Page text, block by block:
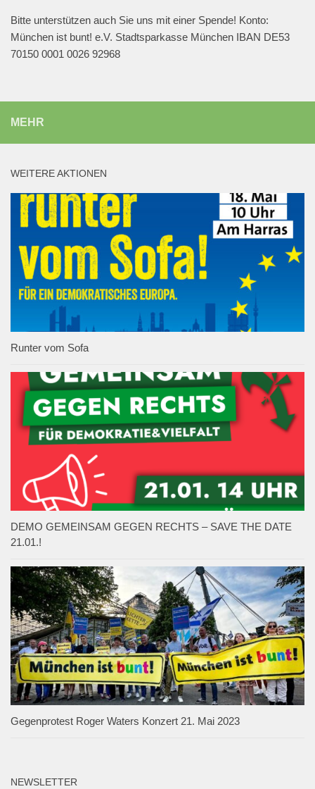
Bitte unterstützen auch Sie uns mit einer Spende! Konto:
München ist bunt! e.V. Stadtsparkasse München IBAN DE53
70150 0001 0026 92968
MEHR
WEITERE AKTIONEN
Runter vom Sofa
DEMO GEMEINSAM GEGEN RECHTS – SAVE THE DATE
21.01.!
Gegenprotest Roger Waters Konzert 21. Mai 2023
NEWSLETTER